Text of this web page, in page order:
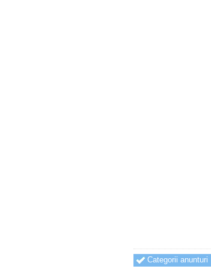
Categorii anunturi